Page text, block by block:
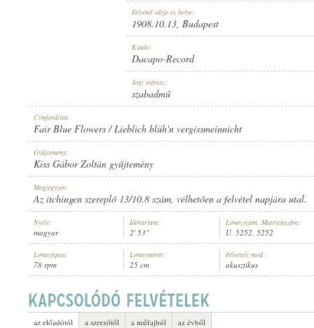
SZ. RÁDAY JÓZSEF,ISMERETLEN ZENÉSZ (ZONGORA)
LEMEZSZÁM:
Felvétel ideje és helye:
1908.10.13, Budapest
Kiadó:
Dacapo-Record
Jogi státusz:
szabadmű
Címfordítás:
Fair Blue Flowers / Lieblich blüh'n vergissmeinnicht
Gyűjtemény:
Kiss Gábor Zoltán gyűjtemény
Megjegyzés:
Az itchingen szereplő 13/10.8 szám, vélhetően a felvétel napjára utal.
Nyelv:
magyar
Időtartam:
2' 53"
Lemezszám, Matricaszám:
U. 5252, 5252
Lemeztípus:
78 rpm
Lemezméret:
25 cm
Felvételi mód:
akusztikus
az előadótól a szerzőtől a műfajból az évből